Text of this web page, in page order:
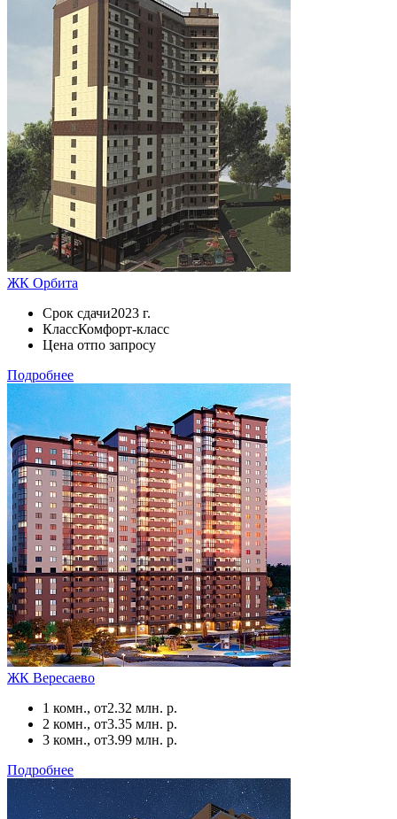
ЖК Орбита
Срок сдачи2023 г.
КлассКомфорт-класс
Цена отпо запросу
Подробнее
ЖК Вересаево
1 комн., от2.32 млн. р.
2 комн., от3.35 млн. р.
3 комн., от3.99 млн. р.
Подробнее